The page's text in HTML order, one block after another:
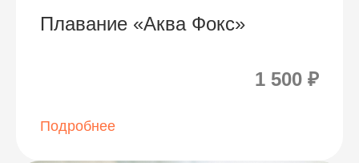
Плавание «Аква Фокс»
1 500 ₽
Подробнее